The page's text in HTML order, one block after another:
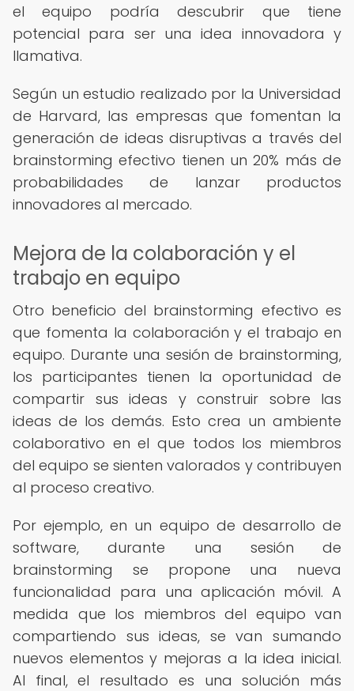
el equipo podría descubrir que tiene
potencial para ser una idea innovadora y
llamativa.
Según un estudio realizado por la Universidad
de Harvard, las empresas que fomentan la
generación de ideas disruptivas a través del
brainstorming efectivo tienen un 20% más de
probabilidades de lanzar productos
innovadores al mercado.
Mejora de la colaboración y el
trabajo en equipo
Otro beneficio del brainstorming efectivo es
que fomenta la colaboración y el trabajo en
equipo. Durante una sesión de brainstorming,
los participantes tienen la oportunidad de
compartir sus ideas y construir sobre las
ideas de los demás. Esto crea un ambiente
colaborativo en el que todos los miembros
del equipo se sienten valorados y contribuyen
al proceso creativo.
Por ejemplo, en un equipo de desarrollo de
software, durante una sesión de
brainstorming se propone una nueva
funcionalidad para una aplicación móvil. A
medida que los miembros del equipo van
compartiendo sus ideas, se van sumando
nuevos elementos y mejoras a la idea inicial.
Al final, el resultado es una solución más